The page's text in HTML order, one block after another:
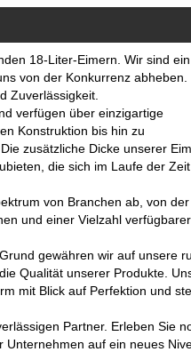
18-Liter-Eimern. Wir sind
von der Konkurrenz abheben.
Zuverlässigkeit.
verfügen über einzigartige
Konstruktion bis hin zu
zusätzliche Dicke unserer
die sich im Laufe der Zeit
von Branchen ab, von der
und einer Vielzahl
gewähren wir auf unsere
Qualität unserer Produkte.
mit Blick auf Perfektion und
Partner. Erleben Sie
auf ein neues